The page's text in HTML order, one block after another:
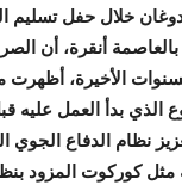
خلال حفل تسليم
بالعاصمة أنقرة، أن
الأخيرة، أظهرت
نظام الدفاع
كوركوت المزود